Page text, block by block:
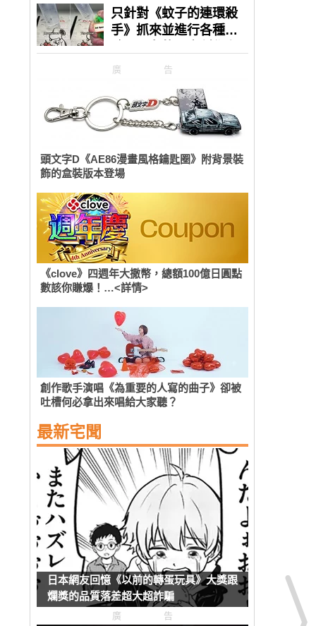
廣告
頭文字D《AE86漫畫風格鑰匙圈》附背景裝
飾的盒裝版本登場
《clove》四週年大撒幣，總額100億日圓點
數該你賺爆！…<詳情>
創作歌手演唱《為重要的人寫的曲子》卻被
吐槽何必拿出來唱給大家聽？
最新宅聞
日本網友回憶《以前的轉蛋玩具》大獎跟
爛獎的品質落差超大超詐騙
廣告